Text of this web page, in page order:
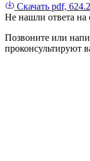
Скачать pdf,
Не нашли ответа на
Позвоните или
проконсультируют